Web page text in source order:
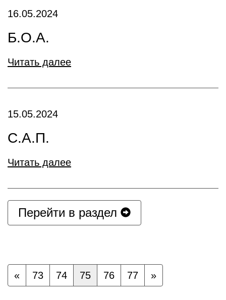
16.05.2024
Б.О.А.
Читать далее
15.05.2024
С.А.П.
Читать далее
Перейти в раздел
« 73 74 75 76 77 »